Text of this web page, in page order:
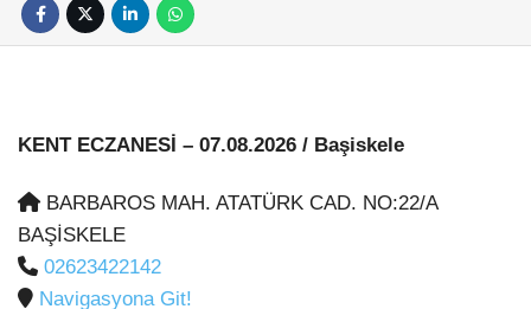
KENT ECZANESİ – 07.08.2026 / Başiskele
BARBAROS MAH. ATATÜRK CAD. NO:22/A
BAŞİSKELE
02623422142
Navigasyona Git!